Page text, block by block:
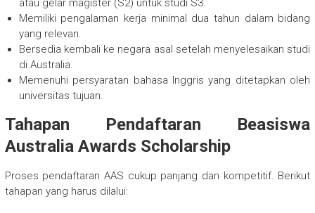
atau gelar magister (S2) untuk studi S3.
Memiliki pengalaman kerja minimal dua tahun dalam bidang
yang relevan.
Bersedia kembali ke negara asal setelah menyelesaikan studi
di Australia.
Memenuhi persyaratan bahasa Inggris yang ditetapkan oleh
universitas tujuan.
Tahapan Pendaftaran Beasiswa
Australia Awards Scholarship
Proses pendaftaran AAS cukup panjang dan kompetitif. Berikut
tahapan yang harus dilalui: